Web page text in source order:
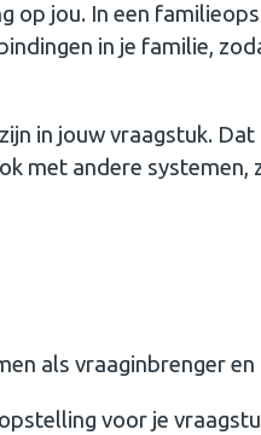
op jou. In een
in je familie,
in jouw vraagstuk.
met andere systemen,
als vraaginbrenger
voor je